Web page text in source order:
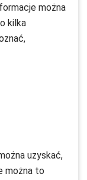
można
kilka
uzyskać,
można to